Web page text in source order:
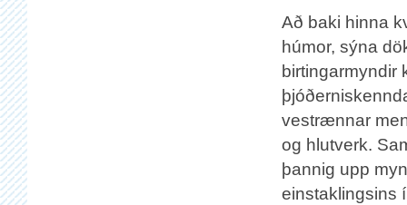
Að baki hinna
húmor, sýna
birtingarmyndir
vestrænnar
og hlutverk.
þannig upp
einstaklingsins